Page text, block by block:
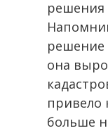
решения
решение
она
привело
больше